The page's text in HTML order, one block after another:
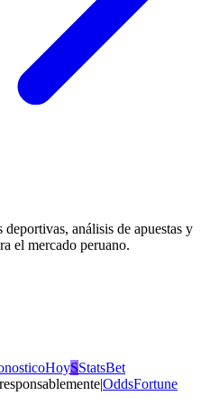
análisis de apuestas y
el mercado peruano.
SStatsBet
|OddsFortune